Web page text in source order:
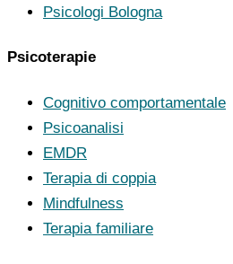
Psicologi Bologna
Psicoterapie
Cognitivo comportamentale
Psicoanalisi
EMDR
Terapia di coppia
Mindfulness
Terapia familiare